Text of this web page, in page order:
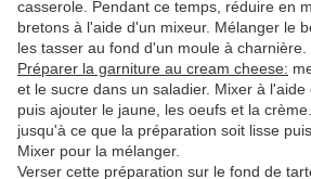
casserole. Pendant ce temps, réduire en
bretons à l'aide d'un mixeur. Mélanger le
les tasser au fond d'un moule à charnière.
Préparer la garniture au cream cheese:
et le sucre dans un saladier. Mixer à
puis ajouter le jaune, les oeufs et la
jusqu'à ce que la préparation soit lisse
Mixer pour la mélanger.
Verser cette préparation sur le fond de